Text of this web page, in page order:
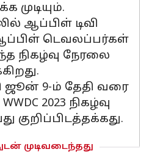
முடியும்.
ஆப்பிள் டிவி
டெவலப்பர்கள்
நிகழ்வு நேரலை
9-ம் தேதி வரை
2023 நிகழ்வு
குறிப்பிடத்தக்கது.
முடிவடைந்தது